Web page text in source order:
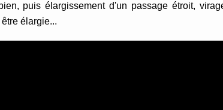
puis élargissement d'un passage étroit,
élargie...